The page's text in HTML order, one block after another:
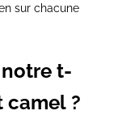
sur chacune
t-
camel ?